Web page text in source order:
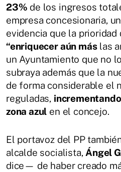
23% de los ingresos
empresa concesionaria,
evidencia que la
“enriquecer aún máslas
un Ayuntamiento que no
subraya además que la
de forma considerable el
reguladas,
zona azul en el concejo.
El portavoz del PP
alcalde socialista, Ángel
dice— de haber creado